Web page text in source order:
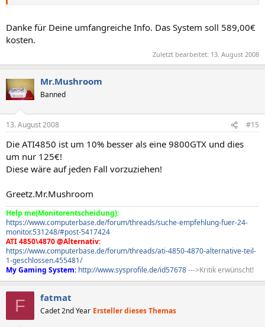
- nonname NT
- Langsame 500 GB HDD
Auf keinen Fall PC Systeme von der Stange kaufen! Ich sehe
allein schon böses, wenn man alleinen nur diesen kranken 99
euro Aufpreis betrachtet. Wie teuer soll das System sein ?
Seid euch bitte im klaren, dass man zum Beispiel bei
Zusammenbauen lassen kann. Bei der Konfiguration sind wir
gernen behilflich. Hauptsache das System wird nicht beim
Danke für Deine umfangreiche Info. Das System soll 589,00€
kosten.
Zuletzt bearbeitet: 13. August 2008
Mr.Mushroom
Banned
13. August 2008 #15
Die ATI4850 ist um 10% besser als eine 9800GTX und dies
um nur 125€!
Diese wäre auf jeden Fall vorzuziehen!
Greetz.Mr.Mushroom
Help me(Monitorentscheidung):
https://www.computerbase.de/forum/threads/suche-empfehlung-fuer-24-
monitor.531248/#post-5417424
ATI 4850\4870 @Alternativ:
https://www.computerbase.de/forum/threads/ati-4850-4870-alternative-teil-
1-geschlossen.455481/
My Gaming System: http://www.sysprofile.de/id57678--->Kritik erwünscht!
F fatmat
Cadet 2nd Year Ersteller dieses Themas